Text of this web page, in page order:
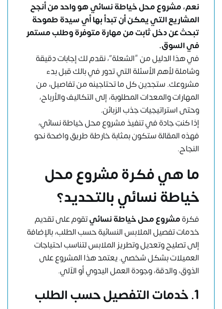
نعم، مشروع محل خياطة نسائي هو واحد من أنجح
المشاريع التي يمكن أن تبدأ بها أي سيدة طموحة
تبحث عن دخل ثابت من مهارة متوفرة وطلب مستمر
في السوق.
في هذا الدليل من “الشعلة”، نقدم لك إجابات دقيقة
وشاملة لأهم الأسئلة التي تدور في بالك قبل بدء
مشروعك. ستجدين كل ما تحتاجينه من تفاصيل، من
المهارات والمعدات المطلوبة، إلى التكاليف والأرباح،
وحتى استراتيجيات جذب الزبائن.
إذا كنتِ جادة في تنفيذ مشروع محل خياطة نسائي،
فهذه المقالة ستكون بمثابة خارطة طريق واضحة نحو
النجاح.
ما هي فكرة مشروع محل
خياطة نسائي بالتحديد؟
فكرةمشروع محل خياطة نسائيتقوم على تقديم
خدمات تفصيل الملابس النسائية حسب الطلب، بالإضافة
إلى تصليح وتعديل وتطريز الملابس لتناسب احتياجات
العميلات بشكل شخصي. يعتمد هذا المشروع على
الذوق، والدقة، وجودة العمل اليدوي أو الآلي.
1. خدمات التفصيل حسب الطلب